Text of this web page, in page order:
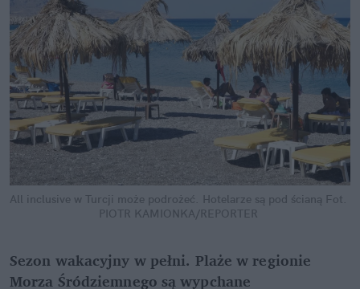
All inclusive w Turcji może podrożeć. Hotelarze są pod ścianą Fot.
PIOTR KAMIONKA/REPORTER
Sezon wakacyjny w pełni. Plaże w regionie
Morza Śródziemnego są wypchane